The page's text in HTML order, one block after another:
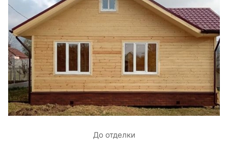
До отделки